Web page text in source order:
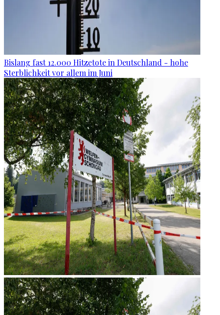
Bislang fast 12.000 Hitzetote in Deutschland - hohe
Sterblichkeit vor allem im Juni